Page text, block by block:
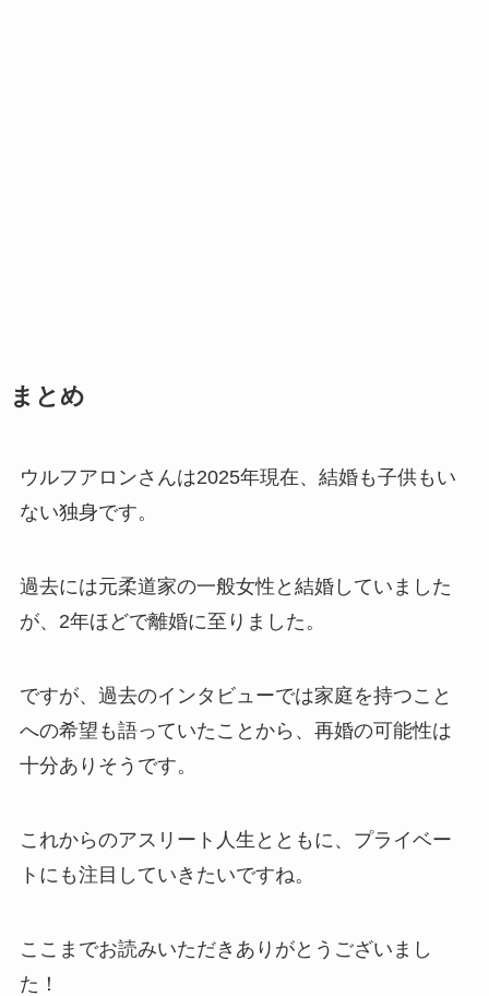
まとめ
ウルフアロンさんは2025年現在、結婚も子供もい
ない独身です。
過去には元柔道家の一般女性と結婚していました
が、2年ほどで離婚に至りました。
ですが、過去のインタビューでは家庭を持つこと
への希望も語っていたことから、再婚の可能性は
十分ありそうです。
これからのアスリート人生とともに、プライベー
トにも注目していきたいですね。
ここまでお読みいただきありがとうございまし
た！